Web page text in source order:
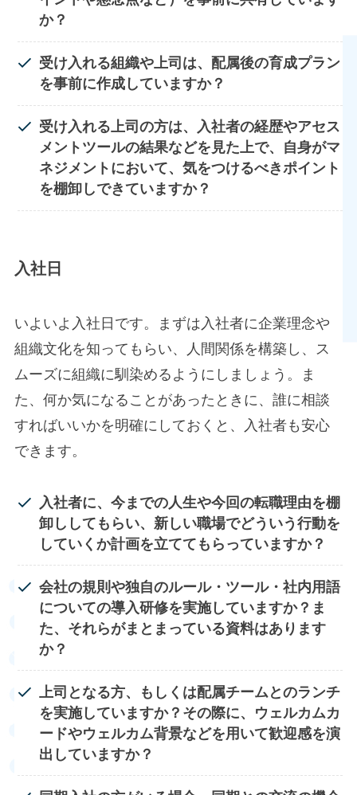
か？
受け入れる組織や上司は、配属後の育成プラン
を事前に作成していますか？
受け入れる上司の方は、入社者の経歴やアセス
メントツールの結果などを見た上で、自身がマ
ネジメント において、気をつけるべきポイント
を棚卸しできていますか？
入社日
いよいよ入社日です。まずは入社者に企業理念や
組織文化を知ってもらい、人間関係を構築し、ス
ムーズに組織に馴染めるようにしましょう。ま
た、何か気になることがあったときに、誰に相談
すればいいかを明確にしておくと、入社者も安心
できます。​
入社者に、今までの人生や今回の転職理由を棚
卸ししてもらい、新しい職場でどういう行動を
していくか計画を立ててもらっていますか？
会社の規則や独自のルール・ツール・社内用語
についての導入研修を実施していますか？ ま
た、それらがまとまっている資料はあります
か？
上司となる方、もしくは配属チームとのランチ
を実施していますか？ その際に、ウェルカムカ
ードやウェルカム背景などを用いて歓迎感を演
出していますか？